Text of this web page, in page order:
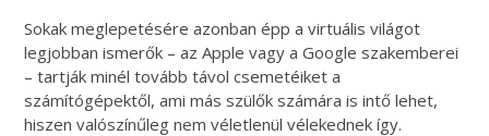
Sokak meglepetésére azonban épp a virtuális világot
legjobban ismerők – az Apple vagy a Google szakemberei
– tartják minél tovább távol csemetéiket a
számítógépektől, ami más szülők számára is intő lehet,
hiszen valószínűleg nem véletlenül vélekednek így.